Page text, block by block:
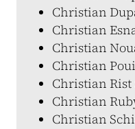
Christian
Christian
Christian
Christian
Christian Rist
Christian
Christian